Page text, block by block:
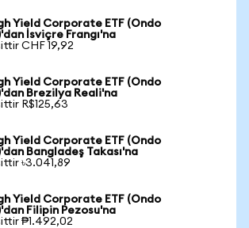
Yield Corporate ETF (Ondo
İsviçre Frangı'na
CHF 19,92
Yield Corporate ETF (Ondo
Brezilya Reali'na
R$125,63
Yield Corporate ETF (Ondo
Bangladeş Takası'na
৳3.041,89
Yield Corporate ETF (Ondo
Filipin Pezosu'na
₱1.492,02